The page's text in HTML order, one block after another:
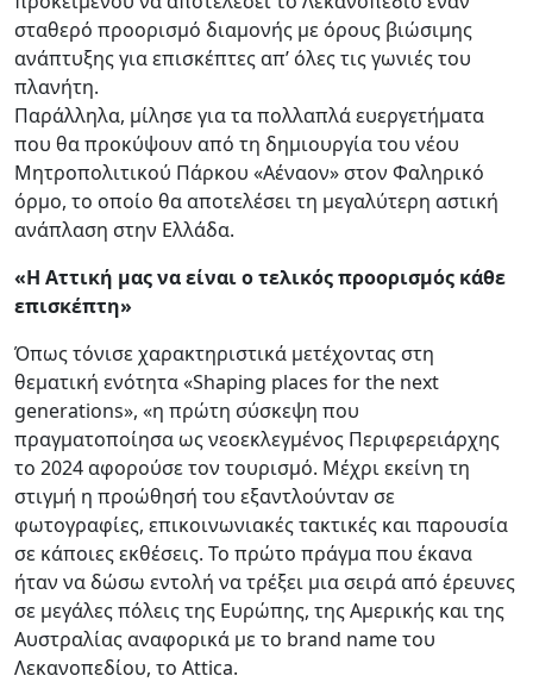
σταθερό προορισμό διαμονής με όρους βιώσιμης
ανάπτυξης για επισκέπτες απ’ όλες τις γωνιές του
πλανήτη.
Παράλληλα, μίλησε για τα πολλαπλά ευεργετήματα
που θα προκύψουν από τη δημιουργία του νέου
Μητροπολιτικού Πάρκου «Αέναον» στον Φαληρικό
όρμο, το οποίο θα αποτελέσει τη μεγαλύτερη αστική
ανάπλαση στην Ελλάδα.
«Η Αττική μας να είναι ο τελικός προορισμός κάθε
επισκέπτη»
Όπως τόνισε χαρακτηριστικά μετέχοντας στη
θεματική ενότητα «Shaping places for the next
generations», «η πρώτη σύσκεψη που
πραγματοποίησα ως νεοεκλεγμένος Περιφερειάρχης
το 2024 αφορούσε τον τουρισμό. Μέχρι εκείνη τη
στιγμή η προώθησή του εξαντλούνταν σε
φωτογραφίες, επικοινωνιακές τακτικές και παρουσία
σε κάποιες εκθέσεις. Το πρώτο πράγμα που έκανα
ήταν να δώσω εντολή να τρέξει μια σειρά από έρευνες
σε μεγάλες πόλεις της Ευρώπης, της Αμερικής και της
Αυστραλίας αναφορικά με το brand name του
Λεκανοπεδίου, το Attica.